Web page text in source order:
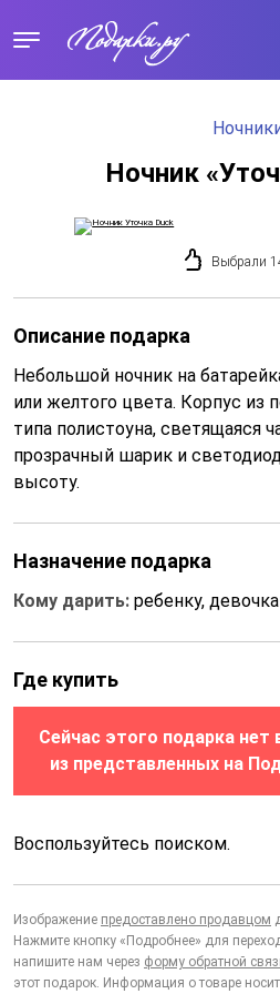
Ночник
Выбрали
Описание подарка
Небольшой ночник на
или желтого цвета. Корпус из
типа полистоуна, светящаяся
прозрачный шарик и
высоту.
Назначение подарка
Кому дарить: ребенку,
Где купить
Сейчас этого подарка нет
из представленных на
Воспользуйтесь поиском.
Изображение предоставлено продавцом
Нажмите кнопку «Подробнее» для
напишите нам через форму обратной
этот подарок. Информация о товаре